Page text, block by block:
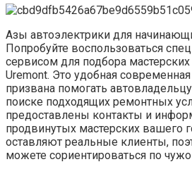
Азы автоэлектрики для
Попробуйте воспользоваться
сервисом для подбора
Uremont. Это удобная
призвана помогать
поиске подходящих ремонтных
предоставлены контакты и
продвинутых мастерских вашего
оставляют реальные клиенты,
можете сориентироваться по